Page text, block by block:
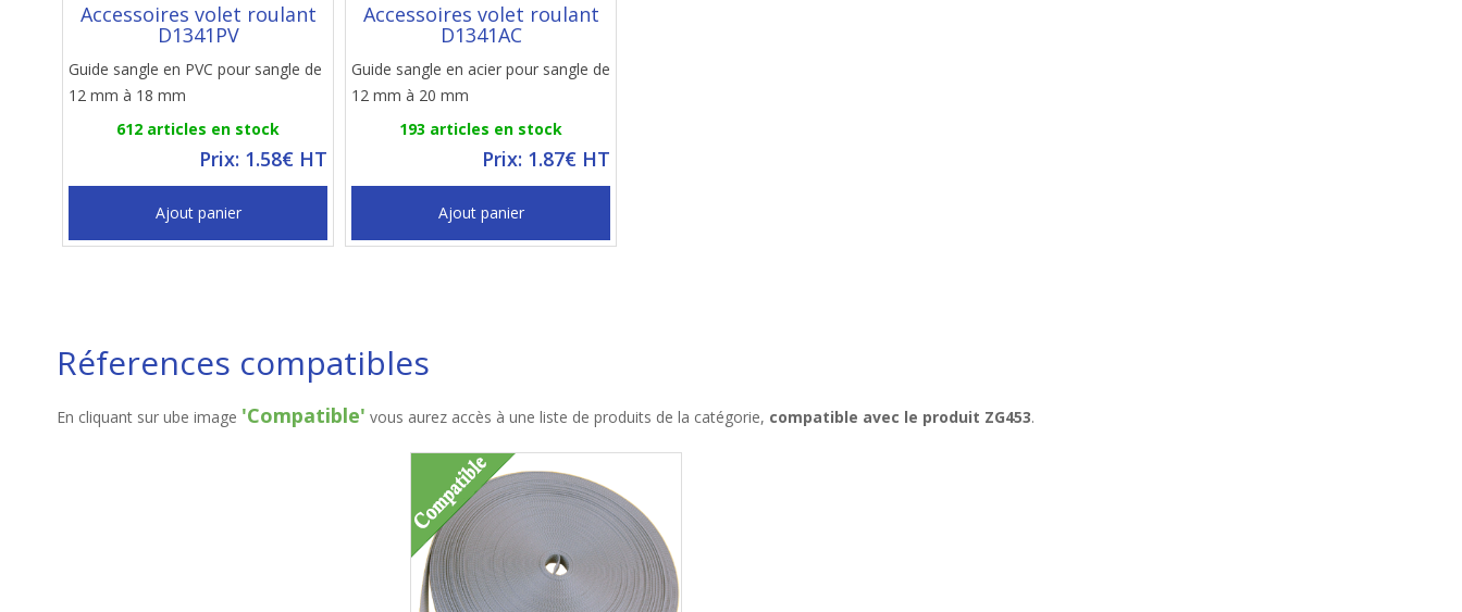
Accessoires volet roulant
D1341PV
Guide sangle en PVC pour sangle de
12 mm à 18 mm
612 articles en stock
Prix: 1.58€ HT
Ajout panier
Accessoires volet roulant
D1341AC
Guide sangle en acier pour sangle de
12 mm à 20 mm
193 articles en stock
Prix: 1.87€ HT
Ajout panier
Réferences compatibles
En cliquant sur ube image 'Compatible' vous aurez accès à une liste de produits de la catégorie, compatible avec le produit ZG453.